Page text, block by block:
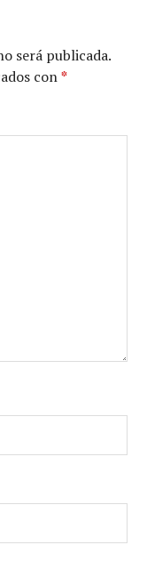
será publicada.
con*